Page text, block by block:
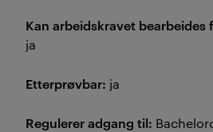
Kan arbeidskravet bearbeides
ja
Etterprøvbar: ja
Regulerer adgang til: